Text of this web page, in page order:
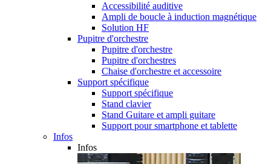
Accessibilité auditive
Ampli de boucle à induction magnétique
Solution HF
Pupitre d'orchestre
Pupitre d'orchestre
Pupitre d'orchestres
Chaise d'orchestre et accessoire
Support spécifique
Support spécifique
Stand clavier
Stand Guitare et ampli guitare
Support pour smartphone et tablette
Infos
Infos